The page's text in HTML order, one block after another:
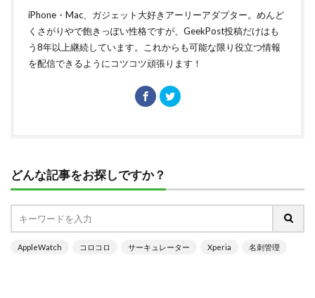
iPhone・Mac、ガジェット大好きアーリーアダプター。めんど
くさがりやで飽きっぽい性格ですが、GeekPost投稿だけはも
う8年以上継続しています。これからも可能な限り役立つ情報
を配信できるようにコツコツ頑張ります！
どんな記事をお探しですか？
AppleWatch コロコロ サーキュレーター Xperia 名刺管理